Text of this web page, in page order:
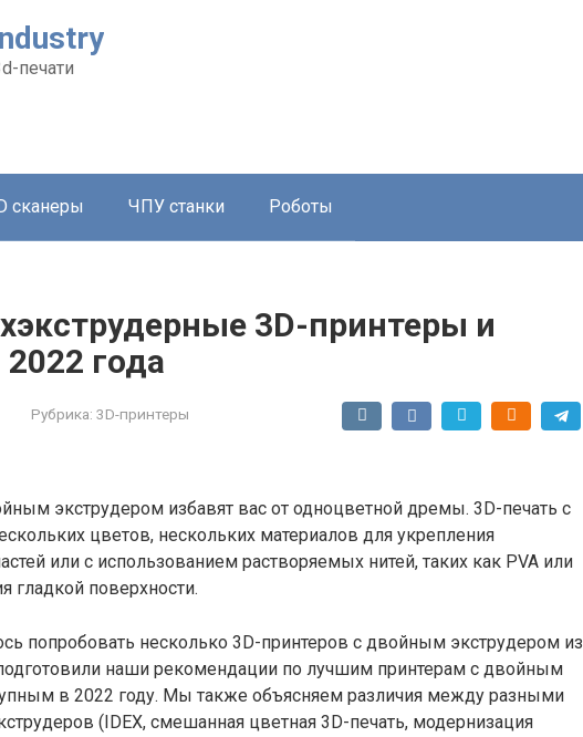
печати
сканеры ЧПУ станки Роботы
3D-принтеры и
года
Рубрика: 3D-принтеры
экструдером избавят вас от одноцветной дремы. 3D-печать с
цветов, нескольких материалов для укрепления
или с использованием растворяемых нитей, таких как PVA или
гладкой поверхности.
попробовать несколько 3D-принтеров с двойным экструдером из
наши рекомендации по лучшим принтерам с двойным
в 2022 году. Мы также объясняем различия между разными
(IDEX, смешанная цветная 3D-печать, модернизация